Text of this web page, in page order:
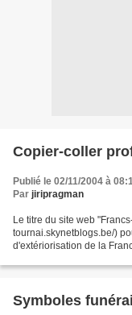
Copier-coller
Publié le 02/11/2004 à
Par jiripragman
Le titre du site web
tournai.skynetblogs.be/)
d'extériorisation de la
Symboles